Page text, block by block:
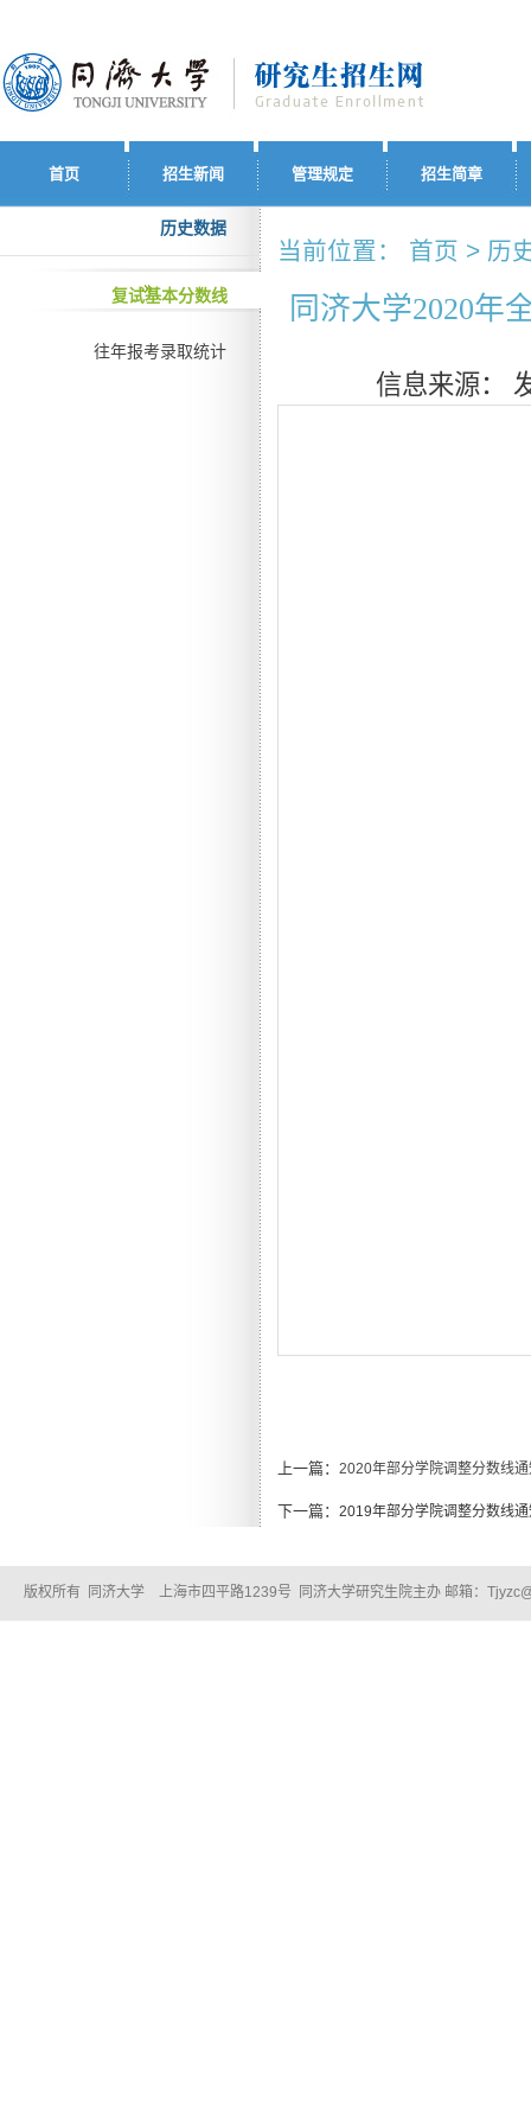
首页 招生新闻 管理规定 招生简章
历史数据
复试基本分数线
往年报考录取统计
当前位置： 首页 > 历
同济大学2020年
信息来源：
上一篇： 2020年部分学院调整分数线
下一篇： 2019年部分学院调整分数线
版权所有 同济大学 上海市四平路1239号 同济大学研究生院主办 邮箱：